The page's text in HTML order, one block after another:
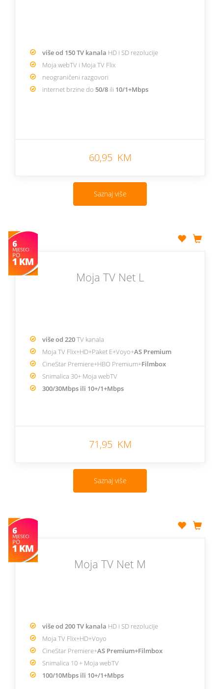
više od 150 TV kanala HD i SD rezolucije
Moja webTV i Moja TV Flix
neograničeni razgovori
internet brzine do 50/8 ili 10/1+Mbps
60,95 KM
Saznaj više
Moja TV Net L
više od 220TV kanala
Moja TV Flix+HD+Paket E+Voyo+AS Premium
CineStar Premiere+HBO Premium+Filmbox
Snimalica 30+ Moja webTV
300/30Mbps ili 10+/1+Mbps
71,95 KM
Saznaj više
Moja TV Net M
više od 200 TV kanala HD i SD rezolucije
Moja TV Flix+HD+Voyo
CineStar Premiere+AS Premium+Filmbox
Snimalica 10 + Moja webTV
100/10Mbps ili 10+/1+Mbps